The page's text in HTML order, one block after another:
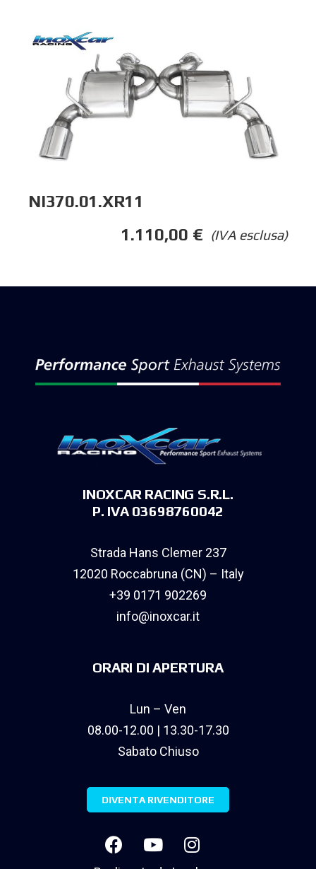
NI370.01.XR11
(IVA esclusa)
1.110,00 €
INOXCAR RACING S.R.L.
P. IVA 03698760042
Strada Hans Clemer 237
12020 Roccabruna (CN) – Italy
+39 0171 902269
info@inoxcar.it
ORARI DI APERTURA
Lun – Ven
08.00-12.00 | 13.30-17.30
Sabato Chiuso
DIVENTA RIVENDITORE